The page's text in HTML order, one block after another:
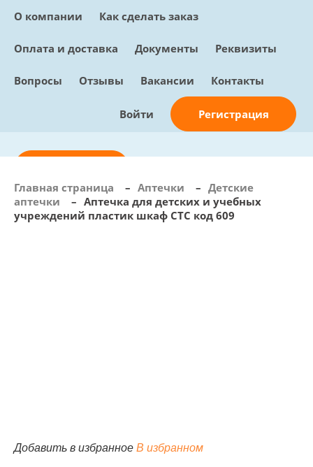
О компании Как сделать заказ
Оплата и доставка Документы Реквизиты
Вопросы Отзывы Вакансии Контакты
Войти Регистрация
info@sunmed.ru
Главная страница – Аптечки – Детские
аптечки
– Аптечка для детских и учебных
учреждений пластик шкаф СТС код 609
Добавить в избранное В избранном